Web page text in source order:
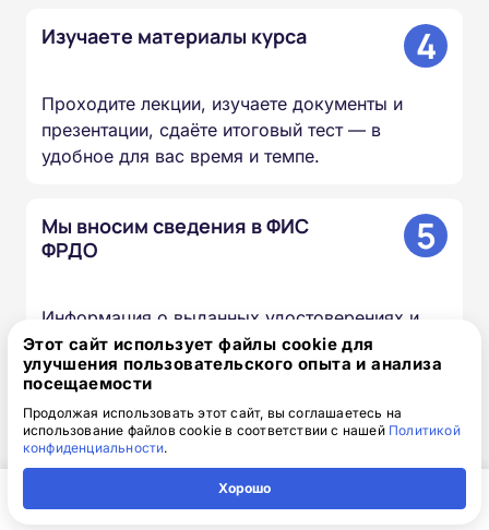
Изучаете материалы курса 4
Проходите лекции, изучаете документы и
презентации, сдаёте итоговый тест — в
удобное для вас время и темпе.
Мы вносим сведения в ФИС
ФРДО
5
Информация о выданных удостоверениях и
дипломах передаётся в федеральный реестр в
течение 20–60 дней.
Вы получаете оригиналы
документов
6
Этот сайт использует файлы cookie для
улучшения пользовательского опыта и анализа
посещаемости
Продолжая использовать этот сайт, вы соглашаетесь на
использование файлов cookie в соответствии с нашей Политикой
конфиденциальности.
Хорошо